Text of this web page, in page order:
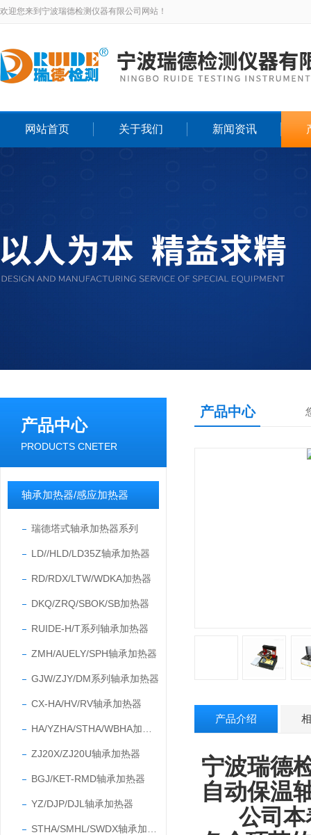
欢迎您来到宁波瑞德检测仪器有限公司网站！
网站首页 关于我们 新闻资讯
产品中心
PRODUCTS CNETER
轴承加热器/感应加热器
瑞德塔式轴承加热器系列
LD//HLD/LD35Z轴承加热器
RD/RDX/LTW/WDKA加热器
DKQ/ZRQ/SBOK/SB加热器
RUIDE-H/T系列轴承加热器
ZMH/AUELY/SPH轴承加热器
GJW/ZJY/DM系列轴承加热器
CX-HA/HV/RV轴承加热器
ZJ20X/ZJ20U轴承加热器
BGJ/KET-RMD轴承加热器
YZ/DJP/DJL轴承加热器
产品中心
产品介绍
宁波瑞德
自动保温
公司